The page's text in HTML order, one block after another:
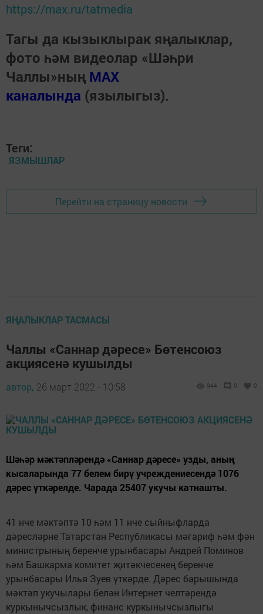
https://max.ru/tatmedia
Тагы да кызыклырак яңалыклар,
фото һәм видеолар «Шәһри
Чаллы»ның MAX
каналында (язылыгыз).
Теги:
ЯЗМЫШЛАР
Перейти на страницу новости
ЯҢАЛЫКЛАР ТАСМАСЫ
Чаллы «Саннар дәресе» Бөтенсоюз
акциясенә кушылды
автор, 26 март 2022 - 10:58 944 0 0
Шәһәр мәктәпләрендә «Саннар дәресе» узды, аның
кысаларында 77 белем бирү учреждениесендә 1076
дәрес үткәрелде. Чарада 25407 укучы катнашты.
41 нче мәктәптә 10 һәм 11 нче сыйныфларда
дәресләрне Татарстан Республикасы мәгариф һәм фән
министрының беренче урынбасары Андрей Поминов
һәм Башкарма комитет җитәкчесенең беренче
урынбасары Илья Зуев үткәрде. Дәрес барышында
мәктәп укучылары белән Интернет челтәрендә
куркынычсызлык, финанс куркынычсызлыгы